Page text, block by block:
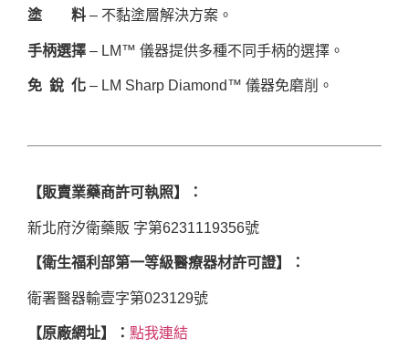
塗 料 – 不黏塗層解決方案。
手柄選擇 – LM™ 儀器提供多種不同手柄的選擇。
免 銳 化 – LM Sharp Diamond™ 儀器免磨削。
【販賣業藥商許可執照】：
新北府汐衛藥販 字第6231119356號
【衛生福利部第一等級醫療器材許可證】：
衛署醫器輸壹字第023129號
【原廠網址】： 點我連結